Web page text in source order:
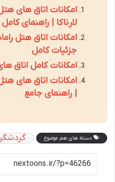
امکانات اتاق های
لارناکا | راهنمای کامل
امکانات اتاق هتل
جزئیات کامل
امکانات کامل اتاق
امکانات اتاق های
| راهنمای جامع
دسته های هم موضوع